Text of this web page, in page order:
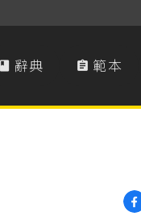
 辭典  範本